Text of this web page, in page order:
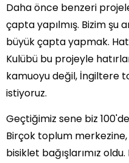
Daha önce benzeri
çapta yapılmış. Bizim şu
büyük çapta yapmak.
Kulübü bu projeyle
kamuoyu değil, İngiltere
istiyoruz.
Geçtiğimiz sene biz
Birçok toplum
bisiklet bağışlarımız